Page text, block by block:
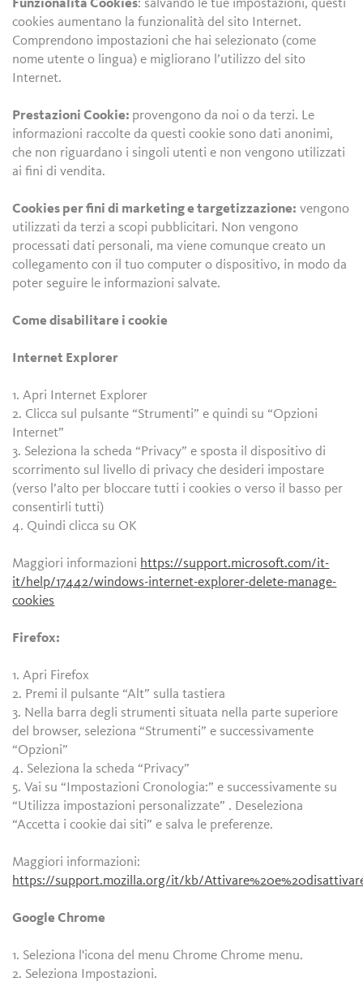
Funzionalità Cookies: salvando le tue impostazioni, questi
cookies aumentano la funzionalità del sito Internet.
Comprendono impostazioni che hai selezionato (come
nome utente o lingua) e migliorano l’utilizzo del sito
Internet.
Prestazioni Cookie: provengono da noi o da terzi. Le
informazioni raccolte da questi cookie sono dati anonimi,
che non riguardano i singoli utenti e non vengono utilizzati
ai fini di vendita.
Cookies per fini di marketing e targetizzazione: vengono
utilizzati da terzi a scopi pubblicitari. Non vengono
processati dati personali, ma viene comunque creato un
collegamento con il tuo computer o dispositivo, in modo da
poter seguire le informazioni salvate.
Come disabilitare i cookie
Internet Explorer
1. Apri Internet Explorer
2. Clicca sul pulsante “Strumenti” e quindi su “Opzioni
Internet”
3. Seleziona la scheda “Privacy” e sposta il dispositivo di
scorrimento sul livello di privacy che desideri impostare
(verso l’alto per bloccare tutti i cookies o verso il basso per
consentirli tutti)
4. Quindi clicca su OK
Maggiori informazioni https://support.microsoft.com/it-
it/help/17442/windows-internet-explorer-delete-manage-
cookies
Firefox:
1. Apri Firefox
2. Premi il pulsante “Alt” sulla tastiera
3. Nella barra degli strumenti situata nella parte superiore
del browser, seleziona “Strumenti” e successivamente
“Opzioni”
4. Seleziona la scheda “Privacy”
5. Vai su “Impostazioni Cronologia:” e successivamente su
“Utilizza impostazioni personalizzate” . Deseleziona
“Accetta i cookie dai siti” e salva le preferenze.
Maggiori informazioni:
https://support.mozilla.org/it/kb/
Google Chrome
1. Seleziona l'icona del menu Chrome Chrome menu.
2. Seleziona Impostazioni.